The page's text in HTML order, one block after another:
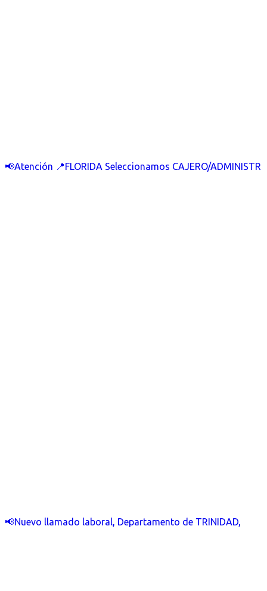
📢Atención 📍FLORIDA Seleccionamos CAJERO/ADMINISTR
📢Nuevo llamado laboral, Departamento de TRINIDAD,